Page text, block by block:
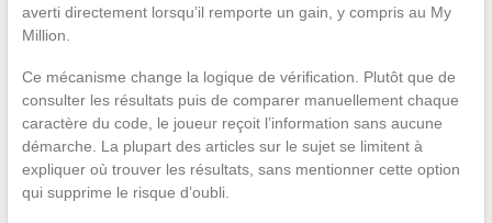
averti directement lorsqu’il remporte un gain, y compris au My
Million.
Ce mécanisme change la logique de vérification. Plutôt que de
consulter les résultats puis de comparer manuellement chaque
caractère du code, le joueur reçoit l’information sans aucune
démarche. La plupart des articles sur le sujet se limitent à
expliquer où trouver les résultats, sans mentionner cette option
qui supprime le risque d’oubli.